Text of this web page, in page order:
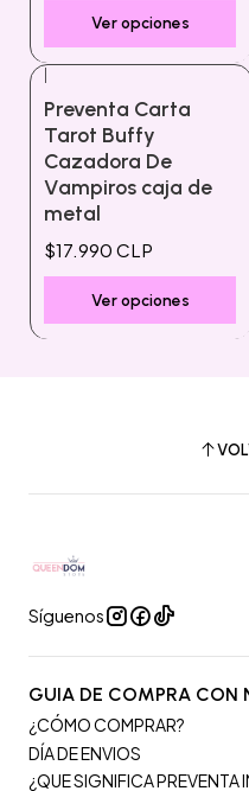
Ver opciones
|
Preventa Carta
Tarot Buffy
Cazadora De
Vampiros caja de
metal
$17.990 CLP
Ver opciones
Síguenos
GUIA DE COMPRA CON
¿CÓMO COMPRAR?
DÍA DE ENVIOS
¿QUE SIGNIFICA PREVENTA